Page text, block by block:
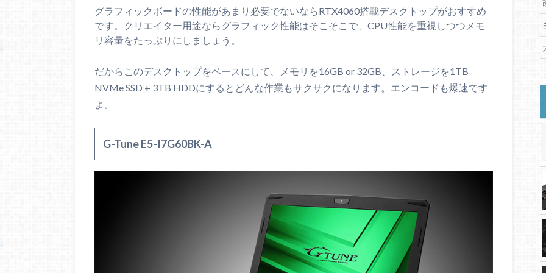
グラフィックボードの性能があまり必要でないならRTX4060搭載デスクトップがおすすめ
です。クリエイター用途ならグラフィック性能はそこそこで、CPU性能を重視しつつメモ
リ容量をたっぷりにしましょう。
だからこのデスクトップをベースにして、メモリを16GB or 32GB、ストレージを1TB
NVMe SSD + 3TB HDDにするとどんな作業もサクサクになります。エンコードも爆速です
よ。
G-Tune E5-I7G60BK-A